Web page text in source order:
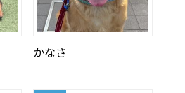
かなさ